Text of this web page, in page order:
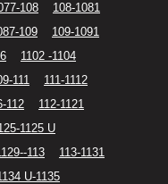
108
108-1081
109
109-1091
1102 -1104
111
111-1112
112
112-1121
1125 U
113
113-1131
U-1135